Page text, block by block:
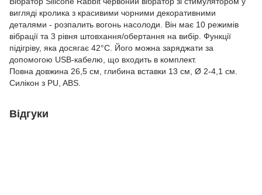
вигляді кролика з красивими чорними декоративними
деталями - розпалить вогонь насолоди. Він має 10 режимів
вібрації та 3 рівня штовхання/обертання на вибір. Функції
підігріву, яка досягає 42°C. Його можна заряджати за
допомогою USB-кабелю, що входить в комплект.
Повна довжина 26,5 см, глибина вставки 13 см, Ø 2-4,1 см.
Силікон з PU, ABS.
Відгуки